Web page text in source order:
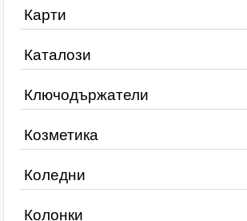
Карти
Каталози
Ключодържатели
Козметика
Коледни
Колонки